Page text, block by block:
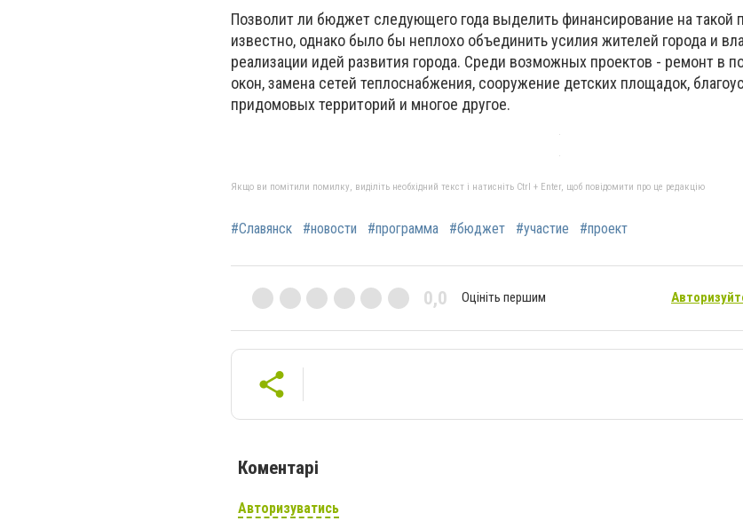
Позволит ли бюджет следующего года выделить финансирование на такой
известно, однако было бы неплохо объединить усилия жителей города и
реализации идей развития города. Среди возможных проектов - ремонт в
окон, замена сетей теплоснабжения, сооружение детских площадок,
придомовых территорий и многое другое.
Якщо ви помітили помилку, виділіть необхідний текст і натисніть Ctrl + Enter, щоб повідомити про це редакцію
#Славянск #новости #программа #бюджет #участие #проект
0,0 Оцініть першим
Коментарі
Авторизуватись